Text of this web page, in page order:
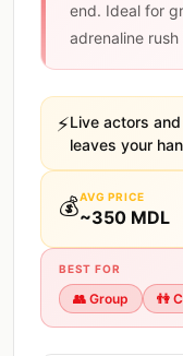
end. Ideal for
adrenaline
⚡Live actors
leaves your
💰AVG PRICE
~350 MDL
BEST FOR
👥 Group 👫